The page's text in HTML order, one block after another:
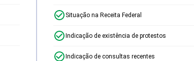
Situação na Receita Federal
Indicação de existência de protestos
Indicação de consultas recentes